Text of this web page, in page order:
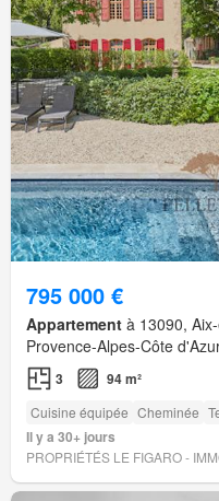
795 000 €
Appartement à 13090,
Provence-Alpes-Côte
3 94 m²
Cuisine équipée Cheminée
Il y a 30+ jours
PROPRIÉTÉS LE FIGARO -